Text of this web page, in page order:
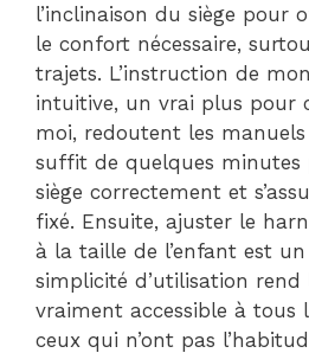
l’inclinaison du siège pour
le confort nécessaire,
trajets. L’instruction de
intuitive, un vrai plus pour
moi, redoutent les
suffit de quelques minutes
siège correctement et
fixé. Ensuite, ajuster le
à la taille de l’enfant est un
simplicité d’utilisation rend
vraiment accessible à tous
ceux qui n’ont pas